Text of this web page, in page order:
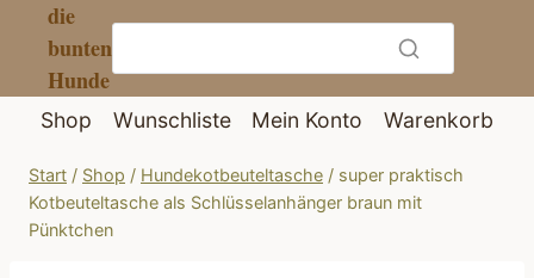
Inhalt
springen
die
bunten
Hunde
Shop Wunschliste Mein Konto Warenkorb
Start / Shop / Hundekotbeuteltasche / super praktisch
Kotbeuteltasche als Schlüsselanhänger braun mit
Pünktchen